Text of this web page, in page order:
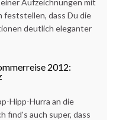
Aufzeichnungen mit
feststellen, dass Du die
deutlich eleganter
2012:
Hipp-Hurra an die
find's auch super, dass